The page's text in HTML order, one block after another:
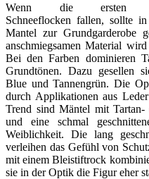
Wenn die ersten
Schneeflocken fallen, sollte
Mantel zur Grundgarderobe
anschmiegsamen Material
Bei den Farben dominieren
Grundtönen. Dazu gesellen
Blue und Tannengrün. Die
durch Applikationen aus
Trend sind Mäntel mit
und eine schmal
Weiblichkeit. Die lang
verleihen das Gefühl von
mit einem Bleistiftrock
sie in der Optik die Figur eher